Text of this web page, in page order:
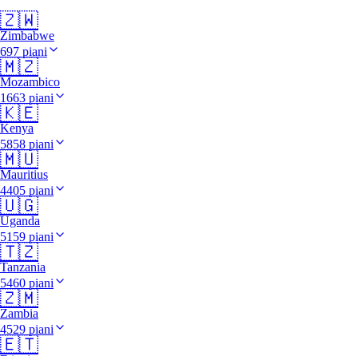
🇿🇼
Zimbabwe
697 piani
🇲🇿
Mozambico
1663 piani
🇰🇪
Kenya
5858 piani
🇲🇺
Mauritius
4405 piani
🇺🇬
Uganda
5159 piani
🇹🇿
Tanzania
5460 piani
🇿🇲
Zambia
4529 piani
🇪🇹